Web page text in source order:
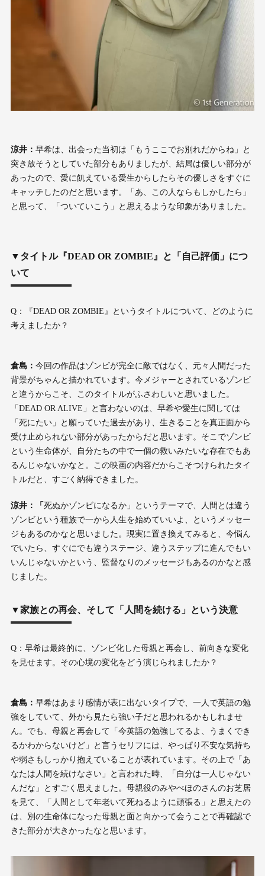
涼井： 早希は、出会った当初は「もうここでお別れだからね」と
突き放そうとしていた部分もありましたが、結局は優しい部分が
あったので、愛に飢えている愛生からしたらその優しさをすぐに
キャッチしたのだと思います。「あ、この人ならもしかしたら」
と思って、「ついていこう」と思えるような印象がありました。
▼タイトル『DEAD OR ZOMBIE』と「自己評価」につ
いて
Q：『DEAD OR ZOMBIE』というタイトルについて、どのように
考えましたか？
倉島： 今回の作品はゾンビが完全に敵ではなく、元々人間だった
背景がちゃんと描かれています。今メジャーとされているゾンビ
と違うからこそ、このタイトルがふさわしいと思いました。
「DEAD OR ALIVE」と言わないのは、早希や愛生に関しては
「死にたい」と願っていた過去があり、生きることを真正面から
受け止められない部分があったからだと思います。そこでゾンビ
という生命体が、自分たちの中で一個の救いみたいな存在でもあ
るんじゃないかなと。この映画の内容だからこそつけられたタイ
トルだと、すごく納得できました。
涼井：「 死ぬかゾンビになるか」というテーマで、人間とは違う
ゾンビという種族で一から人生を始めていいよ、というメッセー
ジもあるのかなと思いました。現実に置き換えてみると、今悩ん
でいたら、すぐにでも違うステージ、違うステップに進んでもい
いんじゃないかという、監督なりのメッセージもあるのかなと感
じました。
▼家族との再会、そして「人間を続ける」という決意
Q：早希は最終的に、ゾンビ化した母親と再会し、前向きな変化
を見せます。その心境の変化をどう演じられましたか？
倉島： 早希はあまり感情が表に出ないタイプで、一人で英語の勉
強をしていて、外から見たら強い子だと思われるかもしれませ
ん。でも、母親と再会して「今英語の勉強してるよ、うまくでき
るかわからないけど」と言うセリフには、やっぱり不安な気持ち
や弱さもしっかり抱えていることが表れています。その上で「あ
なたは人間を続けなさい」と言われた時、「自分は一人じゃない
んだな」とすごく思えました。母親役のみやべほのさんのお芝居
を見て、「人間として年老いて死ねるように頑張る」と思えたの
は、別の生命体になった母親と面と向かって会うことで再確認で
きた部分が大きかったなと思います。